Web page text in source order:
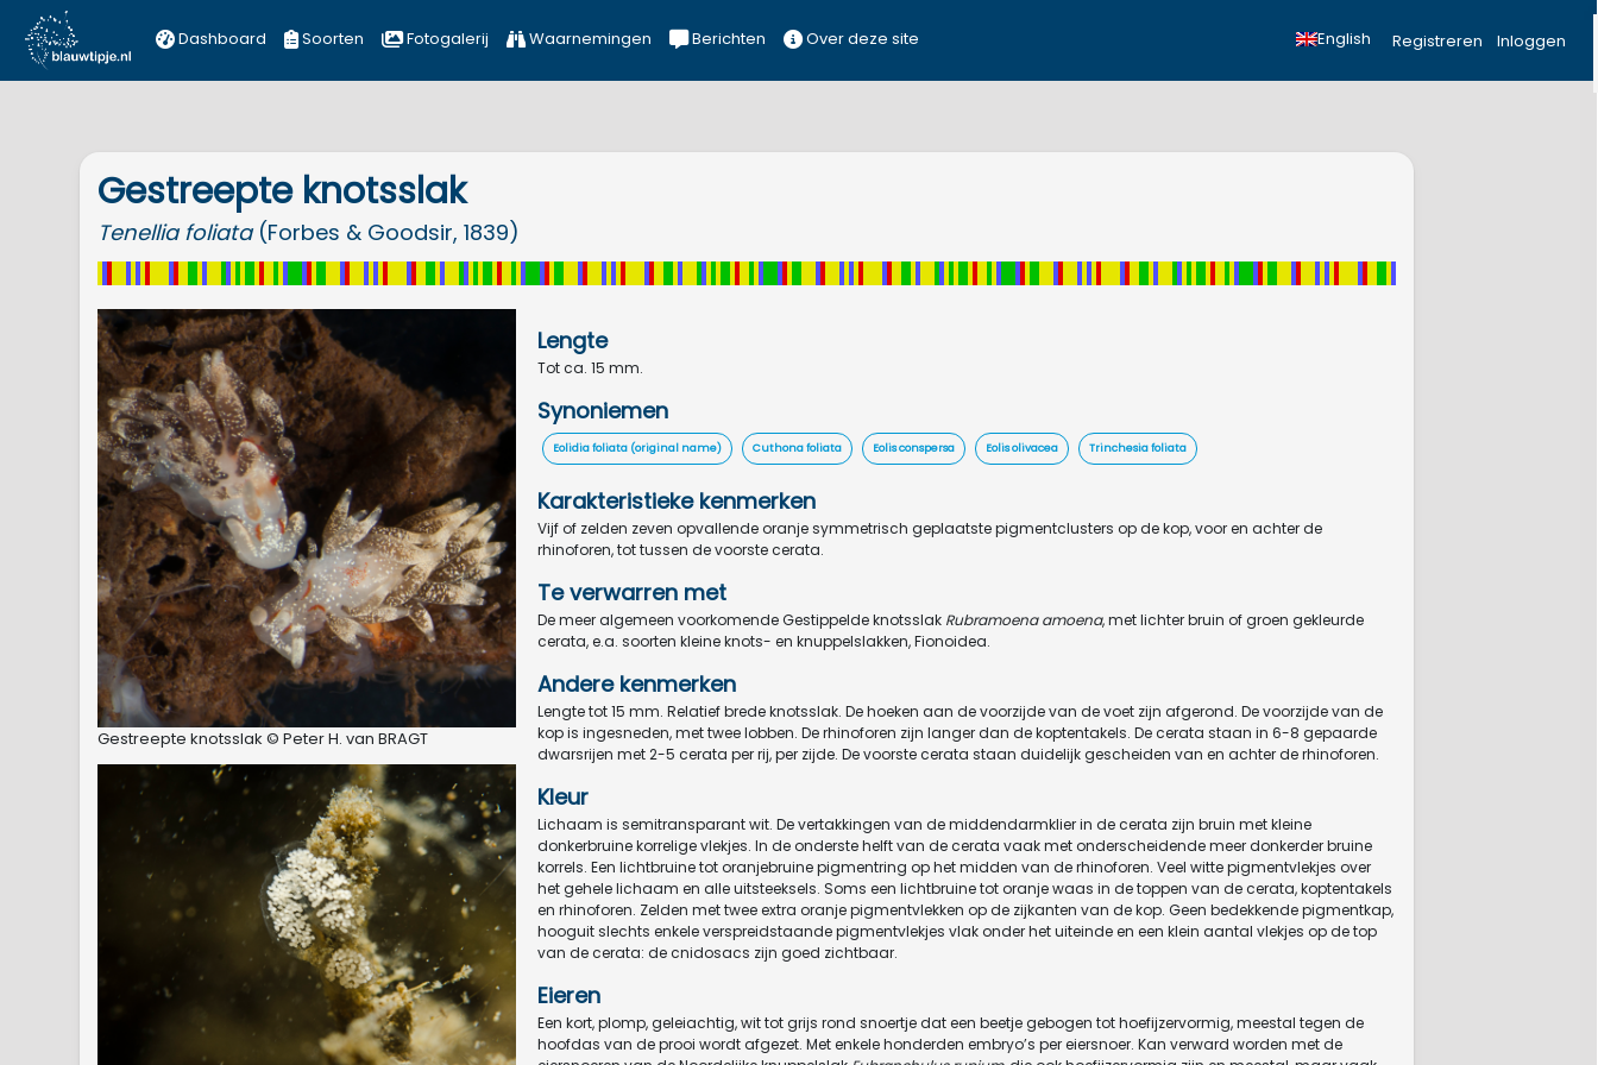
Registreren Inloggen
English
Dashboard Soorten Fotogalerij Waarnemingen Berichten Over deze site
Gestreepte knotsslak
Tenellia foliata (Forbes & Goodsir, 1839)
Gestreepte knotsslak © Peter H. van BRAGT
Lengte
Tot ca. 15 mm.
Synoniemen
Eolidia foliata (original name) Cuthona foliata Eolis conspersa Eolis olivacea Trinchesia foliata
Karakteristieke kenmerken
Vijf of zelden zeven opvallende oranje symmetrisch geplaatste pigmentclusters op de kop, voor en achter de
rhinoforen, tot tussen de voorste cerata.
Te verwarren met
De meer algemeen voorkomende Gestippelde knotsslak Rubramoena amoena, met lichter bruin of groen gekleurde
cerata, e.a. soorten kleine knots- en knuppelslakken, Fionoidea.
Andere kenmerken
Lengte tot 15 mm. Relatief brede knotsslak. De hoeken aan de voorzijde van de voet zijn afgerond. De voorzijde van de
kop is ingesneden, met twee lobben. De rhinoforen zijn langer dan de koptentakels. De cerata staan in 6-8 gepaarde
dwarsrijen met 2-5 cerata per rij, per zijde. De voorste cerata staan duidelijk gescheiden van en achter de rhinoforen.
Kleur
Lichaam is semitransparant wit. De vertakkingen van de middendarmklier in de cerata zijn bruin met kleine
donkerbruine korrelige vlekjes. In de onderste helft van de cerata vaak met onderscheidende meer donkerder bruine
korrels. Een lichtbruine tot oranjebruine pigmentring op het midden van de rhinoforen. Veel witte pigmentvlekjes over
het gehele lichaam en alle uitsteeksels. Soms een lichtbruine tot oranje waas in de toppen van de cerata, koptentakels
en rhinoforen. Zelden met twee extra oranje pigmentvlekken op de zijkanten van de kop. Geen bedekkende pigmentkap,
hooguit slechts enkele verspreidstaande pigmentvlekjes vlak onder het uiteinde en een klein aantal vlekjes op de top
van de cerata: de cnidosacs zijn goed zichtbaar.
Eieren
Een kort, plomp, geleiachtig, wit tot grijs rond snoertje dat een beetje gebogen tot hoefijzervormig, meestal tegen de
hoofdas van de prooi wordt afgezet. Met enkele honderden embryo’s per eiersnoer. Kan verward worden met de